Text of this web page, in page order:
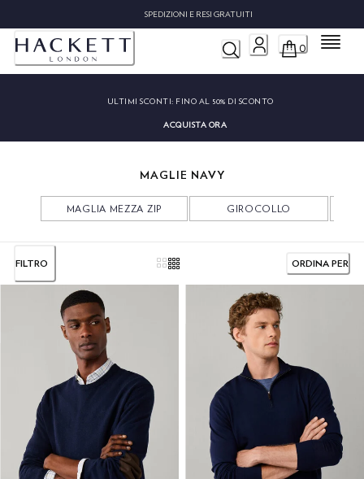
SPEDIZIONI E RESI GRATUITI
0 Menu
ULTIMI SCONTI: FINO AL 50% DI SCONTO
ACQUISTA ORA
MAGLIE NAVY
MAGLIA MEZZA ZIP GIROCOLLO
FILTRO ORDINA PER